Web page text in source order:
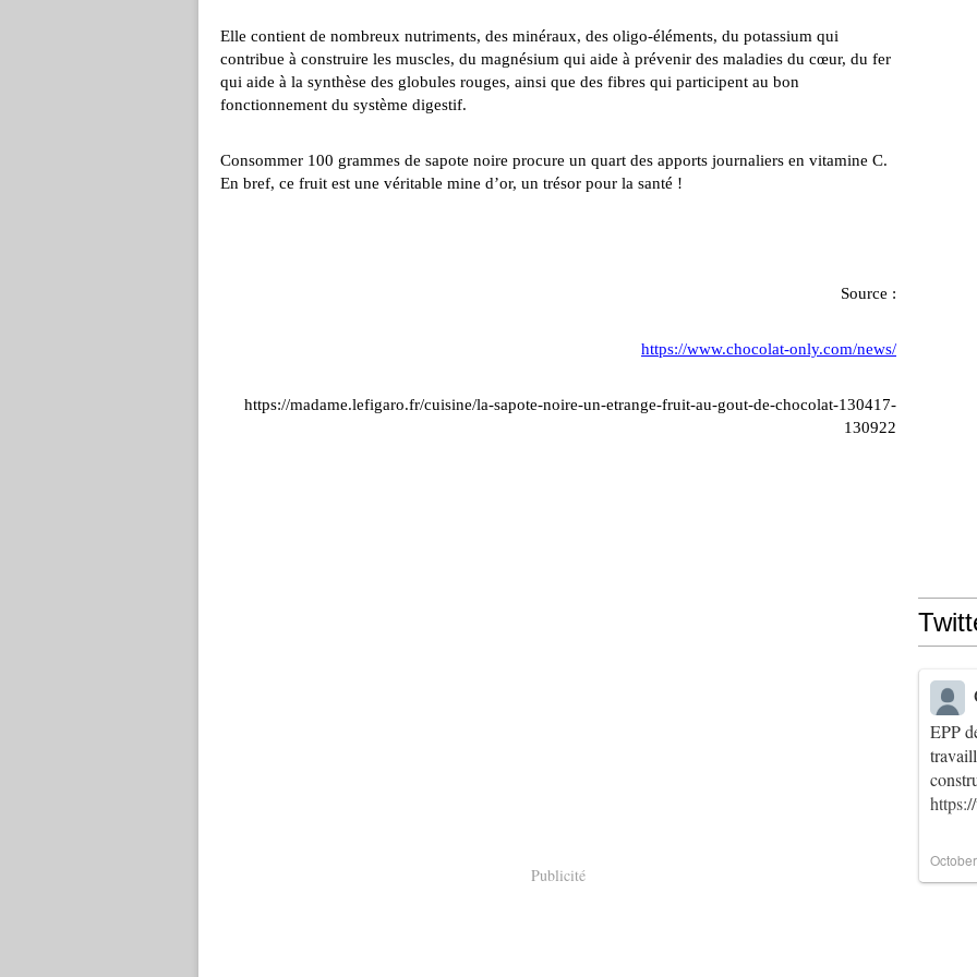
Elle contient de nombreux nutriments, des minéraux, des oligo-éléments, du potassium qui
contribue à construire les muscles, du magnésium qui aide à prévenir des maladies du cœur, du fer
qui aide à la synthèse des globules rouges, ainsi que des fibres qui participent au bon
fonctionnement du système digestif.
Consommer 100 grammes de sapote noire procure un quart des apports journaliers en vitamine C.
En bref, ce fruit est une véritable mine d’or, un trésor pour la santé !
Source :
https://www.chocolat-only.com/news/
https://madame.lefigaro.fr/cuisine/la-sapote-noire-un-etrange-fruit-au-gout-de-chocolat-130417-
130922
Publicité
EPP